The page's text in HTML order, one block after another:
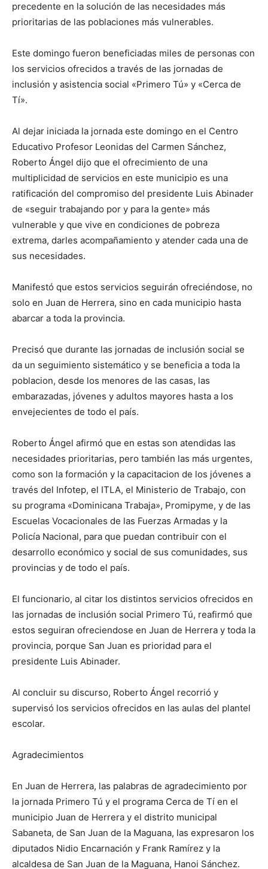
precedente en la solución de las necesidades más
prioritarias de las poblaciones más vulnerables.
Este domingo fueron beneficiadas miles de personas con
los servicios ofrecidos a través de las jornadas de
inclusión y asistencia social «Primero Tú» y «Cerca de
Tí».
Al dejar iniciada la jornada este domingo en el Centro
Educativo Profesor Leonidas del Carmen Sánchez,
Roberto Ángel dijo que el ofrecimiento de una
multiplicidad de servicios en este municipio es una
ratificación del compromiso del presidente Luis Abinader
de «seguir trabajando por y para la gente» más
vulnerable y que vive en condiciones de pobreza
extrema, darles acompañamiento y atender cada una de
sus necesidades.
Manifestó que estos servicios seguirán ofreciéndose, no
solo en Juan de Herrera, sino en cada municipio hasta
abarcar a toda la provincia.
Precisó que durante las jornadas de inclusión social se
da un seguimiento sistemático y se beneficia a toda la
poblacion, desde los menores de las casas, las
embarazadas, jóvenes y adultos mayores hasta a los
envejecientes de todo el país.
Roberto Ángel afirmó que en estas son atendidas las
necesidades prioritarias, pero también las más urgentes,
como son la formación y la capacitacion de los jóvenes a
través del Infotep, el ITLA, el Ministerio de Trabajo, con
su programa «Dominicana Trabaja», Promipyme, y de las
Escuelas Vocacionales de las Fuerzas Armadas y la
Policía Nacional, para que puedan contribuir con el
desarrollo económico y social de sus comunidades, sus
provincias y de todo el país.
El funcionario, al citar los distintos servicios ofrecidos en
las jornadas de inclusión social Primero Tú, reafirmó que
estos seguiran ofreciendose en Juan de Herrera y toda la
provincia, porque San Juan es prioridad para el
presidente Luis Abinader.
Al concluir su discurso, Roberto Ángel recorrió y
supervisó los servicios ofrecidos en las aulas del plantel
escolar.
Agradecimientos
En Juan de Herrera, las palabras de agradecimiento por
la jornada Primero Tú y el programa Cerca de Tí en el
municipio Juan de Herrera y el distrito municipal
Sabaneta, de San Juan de la Maguana, las expresaron los
diputados Nidio Encarnación y Frank Ramírez y la
alcaldesa de San Juan de la Maguana, Hanoi Sánchez.